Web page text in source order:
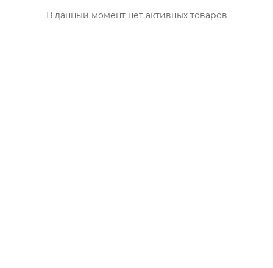
В данный момент нет активных товаров